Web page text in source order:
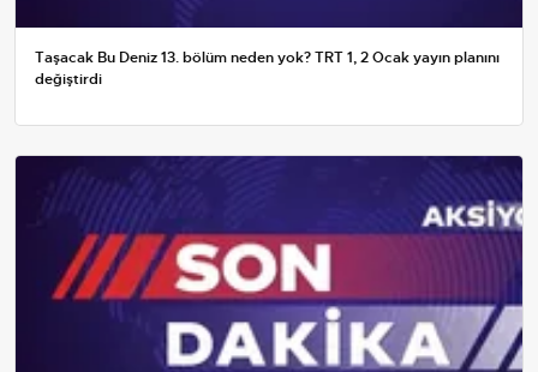
Taşacak Bu Deniz 13. bölüm neden yok? TRT 1, 2 Ocak yayın planını
değiştirdi